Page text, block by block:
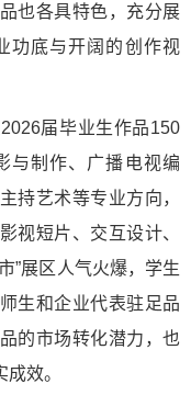
也各具特色，充分展
功底与开阔的创作视
届毕业生作品150
与制作、广播电视编
持艺术等专业方向，
视短片、交互设计、
”展区人气火爆，学生
生和企业代表驻足品
的市场转化潜力，也
效。